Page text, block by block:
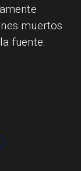
muertos
fuente.